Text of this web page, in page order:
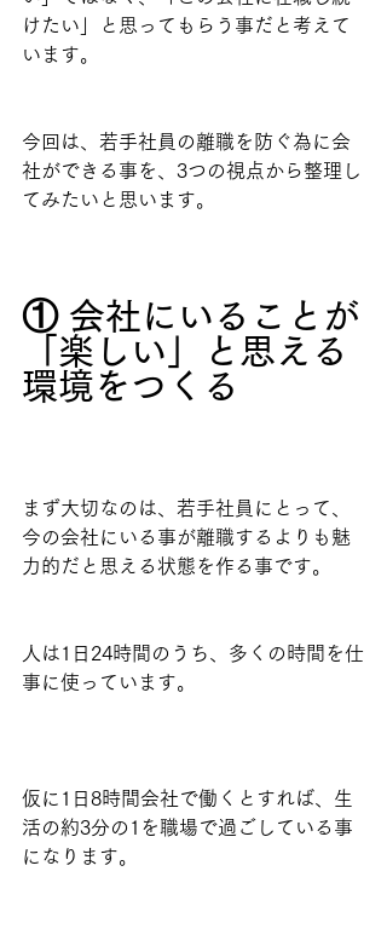
けたい」と思ってもらう事だと考えて
います。
今回は、若手社員の離職を防ぐ為に会
社ができる事を、3つの視点から整理し
てみたいと思います。
① 会社にいることが
「楽しい」と思える
環境をつくる
まず大切なのは、若手社員にとって、
今の会社にいる事が離職するよりも魅
力的だと思える状態を作る事です。
人は1日24時間のうち、多くの時間を仕
事に使っています。
仮に1日8時間会社で働くとすれば、生
活の約3分の1を職場で過ごしている事
になります。